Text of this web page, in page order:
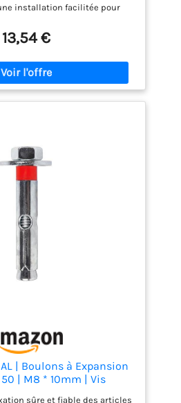
installation facilitée pour
tiges filetées courantes pour
à l'application La douille à
des entraxes et distances
à une répartition régulière
capuchon en plastique rouge
poussières de forage et lui
13,54 €
| Boulons à Expansion
50 | M8 * 10mm | Vis
de Fixation en Acier
sûre et fiable des articles